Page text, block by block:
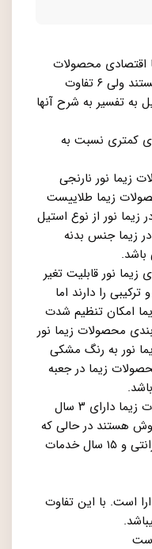
اقتصادی محصولات
زیما از لحاظ ظاهری کاملا مشابه هستند ولی ۶ تفاوت
به تفسیر به شرح آنها
ی کمتری نسبت به
زیما نور نارنجی
زیما طلاییست
زیما نور از نوع استیل
زیما جنس بدنه
نور قابلیت تغیر
را دارند اما
امکان تنظیم شدت
بسته بندی محصولات زیما نور
نور به رنگ مشکی
زیما در جعبه
۶- تعداد سال های گارانتی محصولات زیما دارای ۳ سال
از فروش هستند در حالی که
محصولات زیما نور دارای ۲ سال گارانتی و ۱۵ سال خدمات
است. با این تفاوت